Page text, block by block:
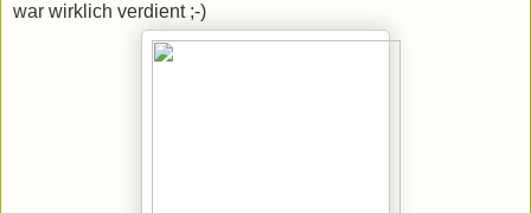
war wirklich verdient ;-)